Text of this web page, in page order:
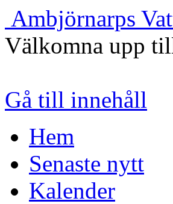
Ambjörnarps
Välkomna upp
Gå till innehåll
Hem
Senaste nytt
Kalender